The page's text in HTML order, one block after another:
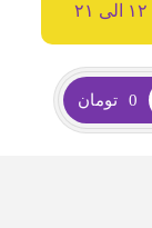
0 تومان